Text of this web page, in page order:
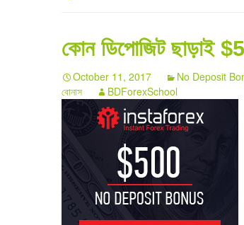
কোন ডিপোজিট ছাড়াই
October 11, 2017 No Deposit
বোনাস
BDForexSchool